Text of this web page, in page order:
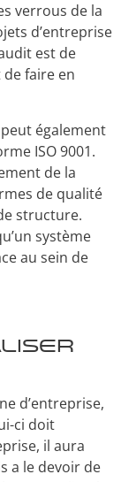
verrous de la
d’entreprise
est de
faire en
peut également
ISO 9001.
de la
de qualité
structure.
système
au sein de
d’entreprise,
ci doit
il aura
a le devoir de